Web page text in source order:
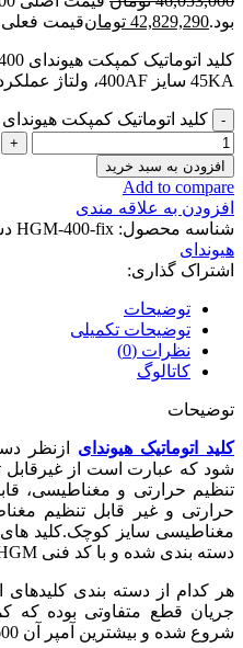
بود.42,829,290 تومانقیمت فعلی 42,829,290 تومان است.
45KA سایز 400AF، ولتاژ عملکرد 400 ولت AC
کلید اتوماتیک کمپکت هیوندای 400 آمپر غیر قابل تنظیم عدد
افزودن به سبد خرید
Add to compare
افزودن به علاقه مندی
شناسه محصول: HGM-400-fix
هیوندای
اشتراک گذاری:
توضیحات
توضیحات تکمیلی
نظرات (0)
کاتالوگ
توضیحات
کلید اتوماتیک هیوندای ازنظر
شود که عبارت است از غیرقابل
تنظیم حرارتی و مغناطیسی،
حرارتی و غیر قابل تنظیم
دسته بندی شده و با کد فنی HGM و HGP نیز شناخته می شود.
هر کدام از دسته بندی کلیدهای
شروع شده و بیشترین آمپر آن 1600 آمپر می باشد.